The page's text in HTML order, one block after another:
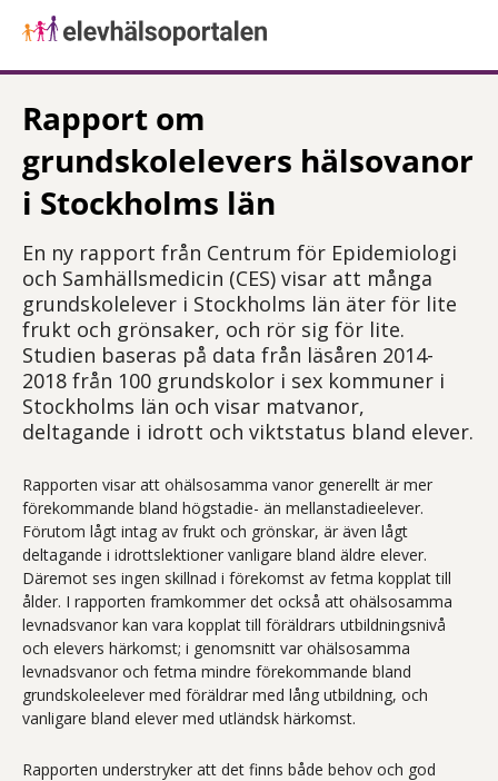
Rapport om
grundskolelevers hälsovanor
i Stockholms län
En ny rapport från Centrum för Epidemiologi
och Samhällsmedicin (CES) visar att många
grundskolelever i Stockholms län äter för lite
frukt och grönsaker, och rör sig för lite.
Studien baseras på data från läsåren 2014-
2018 från 100 grundskolor i sex kommuner i
Stockholms län och visar matvanor,
deltagande i idrott och viktstatus bland elever.
Rapporten visar att ohälsosamma vanor generellt är mer
förekommande bland högstadie- än mellanstadieelever.
Förutom lågt intag av frukt och grönskar, är även lågt
deltagande i idrottslektioner vanligare bland äldre elever.
Däremot ses ingen skillnad i förekomst av fetma kopplat till
ålder. I rapporten framkommer det också att ohälsosamma
levnadsvanor kan vara kopplat till föräldrars utbildningsnivå
och elevers härkomst; i genomsnitt var ohälsosamma
levnadsvanor och fetma mindre förekommande bland
grundskoleelever med föräldrar med lång utbildning, och
vanligare bland elever med utländsk härkomst.
Rapporten understryker att det finns både behov och god